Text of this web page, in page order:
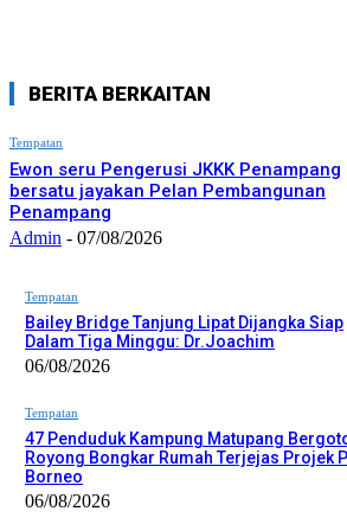
BERITA BERKAITAN
Tempatan
Ewon seru Pengerusi JKKK Penampang
bersatu jayakan Pelan Pembangunan
Penampang
Admin - 07/08/2026
Tempatan
Bailey Bridge Tanjung Lipat Dijangka Siap
Dalam Tiga Minggu: Dr.Joachim
06/08/2026
Tempatan
47 Penduduk Kampung Matupang
Royong Bongkar Rumah Terjejas Projek
Borneo
06/08/2026